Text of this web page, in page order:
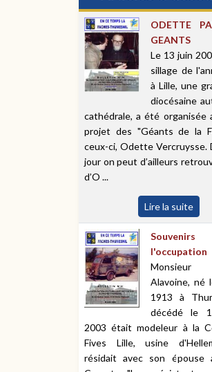
ODETTE
GEANTS
Le 13 juin
sillage de
à Lille, une
diocésaine
cathédrale, a été organisée
projet des "Géants de la
ceux-ci, Odette Vercruysse.
jour on peut d’ailleurs
d’O ...
Lire la suite
l'occupation
Alavoine, né
1913 à
décédé le
2003 était modeleur à la
Fives Lille, usine
résidait avec son épouse